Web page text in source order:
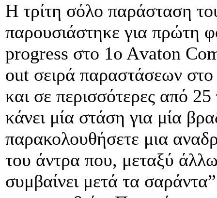
Η τρίτη σόλο παράσταση
παρουσιάστηκε για πρώτη
progress στο 1ο Αvaton
out σειρά παραστάσεων
και σε περισσότερες από
κάνει μία στάση για μία
παρακολουθήσετε μια
του άντρα που, μεταξύ
συμβαίνει μετά τα